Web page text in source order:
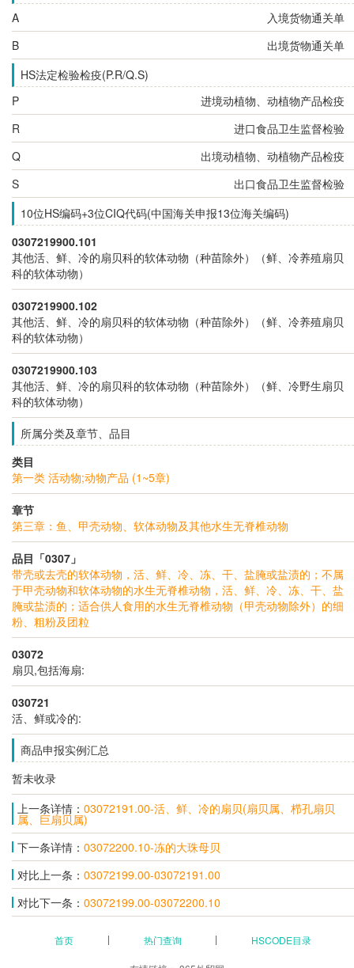
A
入境货物通关单
B
出境货物通关单
HS法定检验检疫(P.R/Q.S)
P
进境动植物、动植物产品检疫
R
进口食品卫生监督检验
Q
出境动植物、动植物产品检疫
S
出口食品卫生监督检验
10位HS编码+3位CIQ代码(中国海关申报13位海关编码)
0307219900.101
其他活、鲜、冷的扇贝科的软体动物（种苗除外）（鲜、冷养殖扇贝
科的软体动物）
0307219900.102
其他活、鲜、冷的扇贝科的软体动物（种苗除外）（鲜、冷养殖扇贝
科的软体动物）
0307219900.103
其他活、鲜、冷的扇贝科的软体动物（种苗除外）（鲜、冷野生扇贝
科的软体动物）
所属分类及章节、品目
类目
第一类 活动物;动物产品 (1~5章)
章节
第三章：鱼、甲壳动物、软体动物及其他水生无脊椎动物
品目「0307」
带壳或去壳的软体动物，活、鲜、冷、冻、干、盐腌或盐渍的；不属
于甲壳动物和软体动物的水生无脊椎动物，活、鲜、冷、冻、干、盐
腌或盐渍的；适合供人食用的水生无脊椎动物（甲壳动物除外）的细
粉、粗粉及团粒
03072
扇贝,包括海扇:
030721
活、鲜或冷的:
商品申报实例汇总
暂未收录
上一条详情： 03072191.00-活、鲜、冷的扇贝(扇贝属、栉孔扇贝
属、巨扇贝属)
下一条详情： 03072200.10-冻的大珠母贝
对比上一条： 03072199.00-03072191.00
对比下一条： 03072199.00-03072200.10
首页 热门查询 HSCODE目录